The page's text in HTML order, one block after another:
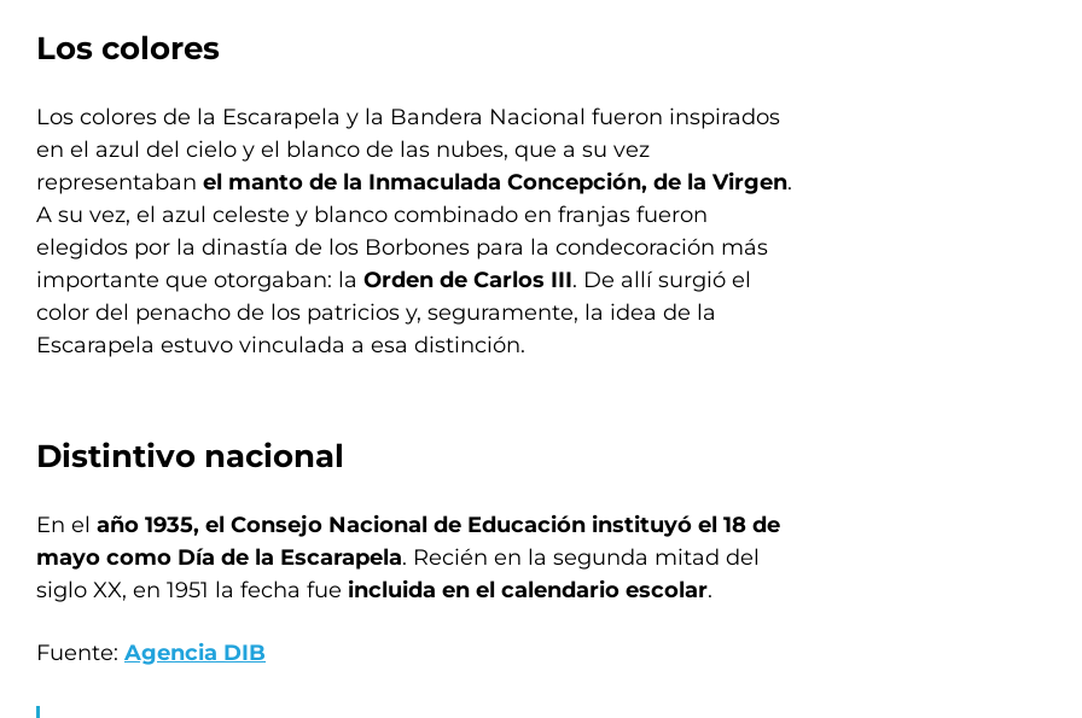
Los colores
Los colores de la Escarapela y la Bandera Nacional fueron inspirados
en el azul del cielo y el blanco de las nubes, que a su vez
representaban el manto de la Inmaculada Concepción, de la Virgen.
A su vez, el azul celeste y blanco combinado en franjas fueron
elegidos por la dinastía de los Borbones para la condecoración más
importante que otorgaban: la Orden de Carlos III. De allí surgió el
color del penacho de los patricios y, seguramente, la idea de la
Escarapela estuvo vinculada a esa distinción.
Distintivo nacional
En el año 1935, el Consejo Nacional de Educación instituyó el 18 de
mayo como Día de la Escarapela. Recién en la segunda mitad del
siglo XX, en 1951 la fecha fue incluida en el calendario escolar.
Fuente: Agencia DIB